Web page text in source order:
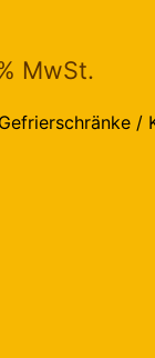
MwSt.
/